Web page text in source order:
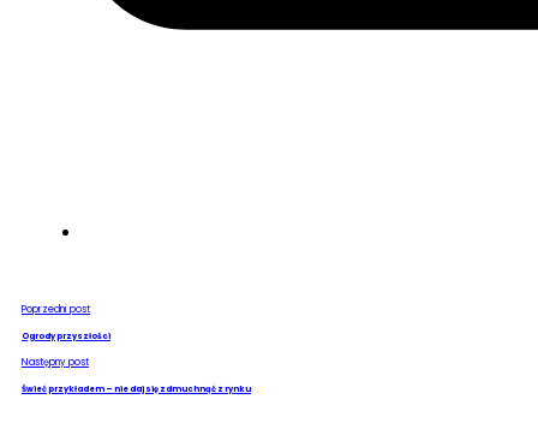
Poprzedni post
Ogrody przyszłości
Następny post
Świeć przykładem – nie daj się zdmuchnąć z rynku